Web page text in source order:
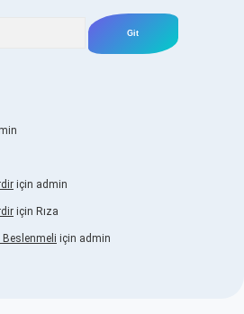
için admin
için Rıza
Beslenmeli için admin